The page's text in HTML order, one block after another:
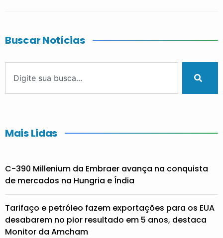
Buscar Notícias
Mais Lidas
C-390 Millenium da Embraer avança na conquista
de mercados na Hungria e Índia
Tarifaço e petróleo fazem exportações para os EUA
desabarem no pior resultado em 5 anos, destaca
Monitor da Amcham